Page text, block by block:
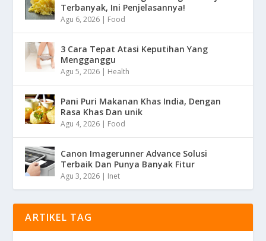
Terbanyak, Ini Penjelasannya!
Agu 6, 2026 | Food
3 Cara Tepat Atasi Keputihan Yang
Mengganggu
Agu 5, 2026 | Health
Pani Puri Makanan Khas India, Dengan
Rasa Khas Dan unik
Agu 4, 2026 | Food
Canon Imagerunner Advance Solusi
Terbaik Dan Punya Banyak Fitur
Agu 3, 2026 | Inet
ARTIKEL TAG